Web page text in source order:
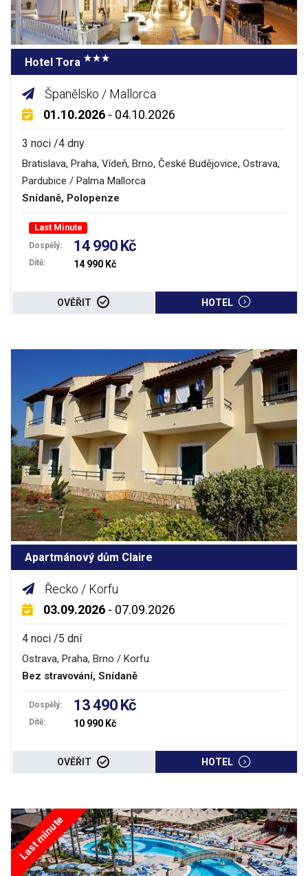
Hotel Tora
Španělsko / Mallorca
01.10.2026 - 04.10.2026
3 noci /4 dny
Bratislava, Praha, Vídeň, Brno, České Budějovice, Ostrava,
Pardubice / Palma Mallorca
Snídaně, Polopenze
Last Minute
Dospělý: 14 990 Kč
Dítě: 14 990 Kč
OVĚŘIT HOTEL
Apartmánový dům Claire
Řecko / Korfu
03.09.2026 - 07.09.2026
4 noci /5 dní
Ostrava, Praha, Brno / Korfu
Bez stravování, Snídaně
Dospělý: 13 490 Kč
Dítě: 10 990 Kč
OVĚŘIT HOTEL
Last minute